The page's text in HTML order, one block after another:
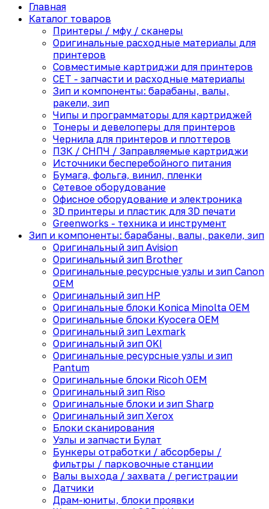
Главная
Каталог товаров
Принтеры / мфу / сканеры
Оригинальные расходные материалы для
принтеров
Совместимые картриджи для принтеров
CET - запчасти и расходные материалы
Зип и компоненты: барабаны, валы,
ракели, зип
Чипы и программаторы для картриджей
Тонеры и девелоперы для принтеров
Чернила для принтеров и плоттеров
ПЗК / СНПЧ / Заправляемые картриджи
Источники бесперебойного питания
Бумага, фольга, винил, пленки
Сетевое оборудование
Офисное оборудование и электроника
3D принтеры и пластик для 3D печати
Greenworks - техника и инструмент
Зип и компоненты: барабаны, валы, ракели, зип
Оригинальный зип Avision
Оригинальный зип Brother
Оригинальные ресурсные узлы и зип Canon
OEM
Оригинальный зип HP
Оригинальные блоки Konica Minolta OEM
Оригинальные блоки Kyocera OEM
Оригинальный зип Lexmark
Оригинальный зип OKI
Оригинальные ресурсные узлы и зип
Pantum
Оригинальные блоки Ricoh OEM
Оригинальный зип Riso
Оригинальные блоки и зип Sharp
Оригинальный зип Xerox
Блоки сканирования
Узлы и запчасти Булат
Бункеры отработки / абсорберы /
фильтры / парковочные станции
Валы выхода / захвата / регистрации
Датчики
Драм-юниты, блоки проявки